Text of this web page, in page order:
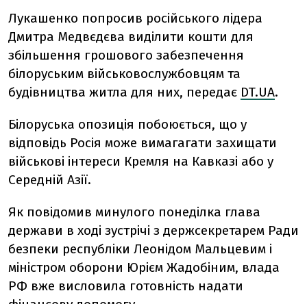
Лукашенко попросив російського лідера
Дмитра Медвєдєва виділити кошти для
збільшення грошового забезпечення
білоруським військовослужбовцям та
будівництва житла для них, передає DT.UA.
Білоруська опозиція побоюється, що у
відповідь Росія може вимагагати захищати
військові інтереси Кремля на Кавказі або у
Середній Азії.
Як повідомив минулого понеділка глава
держави в ході зустрічі з держсекретарем Ради
безпеки республіки Леонідом Мальцевим і
міністром оборони Юрієм Жадобіним, влада
РФ вже висловила готовність надати